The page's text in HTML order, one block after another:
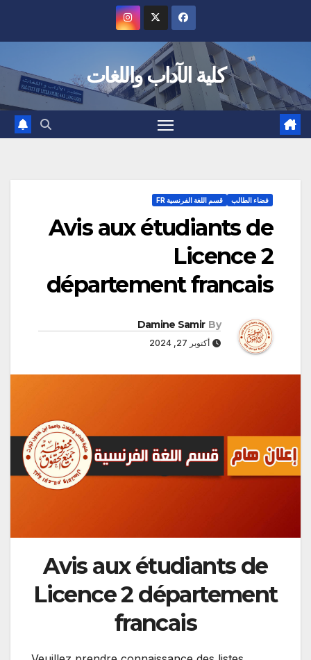
كلية الآداب واللغات
فضاء الطالب قسم اللغة الفرنسية FR
Avis aux étudiants de
Licence 2
département francais
By
Damine Samir
أكتوبر 27, 2024
Avis aux étudiants de
Licence 2 département
francais